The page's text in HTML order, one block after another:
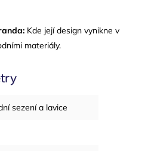
Kde její design vynikne v
materiály.
sezení a lavice